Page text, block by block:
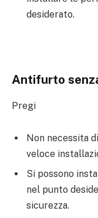
desiderato.
Antifurto
Pregi
Non necessita
veloce
Si possono
nel punto
sicurezza.